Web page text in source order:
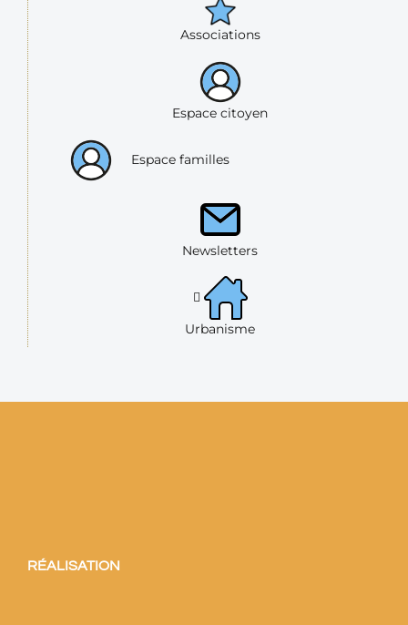
Associations
Espace citoyen
Espace familles
Newsletters
Urbanisme
RÉALISATION